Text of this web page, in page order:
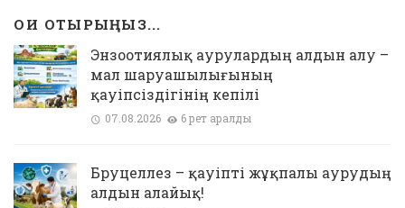
ОҚИ ОТЫРЫҢЫЗ...
Энзоотиялық аурулардың алдын алу –
мал шаруашылығының
қауіпсіздігінің кепілі
07.08.2026 6 рет қаралды
Бруцеллез – қауіпті жұқпалы аурудың
алдын алайық!